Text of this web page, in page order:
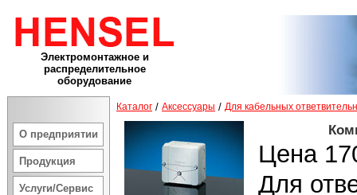
Электромонтажное и
распределительное
оборудование
О предприятии
Продукция
Услуги/Сервис
Каталог / Аксессуары / Для кабельных
Цена
Для